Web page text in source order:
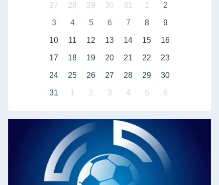
27 28 29 30 31 1 2
3 4 5 6 7 8 9
10 11 12 13 14 15 16
17 18 19 20 21 22 23
24 25 26 27 28 29 30
31 1 2 3 4 5 6
Liga międzyuczelniana - futsal mężczyzn